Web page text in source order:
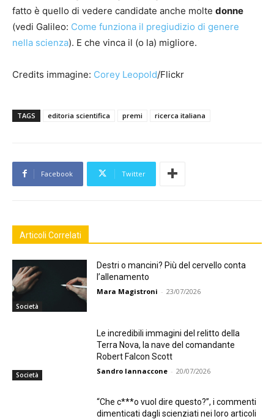
fatto è quello di vedere candidate anche molte donne
(vedi Galileo: Come funziona il pregiudizio di genere
nella scienza). E che vinca il (o la) migliore.
Credits immagine: Corey Leopold/Flickr
TAGS editoria scientifica premi ricerca italiana
Facebook Twitter
Articoli Correlati
Società
Destri o mancini? Più del cervello conta
l’allenamento
Mara Magistroni - 23/07/2026
Società
Le incredibili immagini del relitto della
Terra Nova, la nave del comandante
Robert Falcon Scott
Sandro Iannaccone - 20/07/2026
“Che c***o vuol dire questo?”, i commenti
dimenticati dagli scienziati nei loro articoli